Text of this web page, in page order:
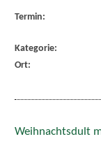
Termin:
Kategorie:
Ort:
Weihnachtsdult